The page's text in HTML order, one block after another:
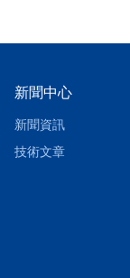
新聞中心
新聞資訊
技術文章